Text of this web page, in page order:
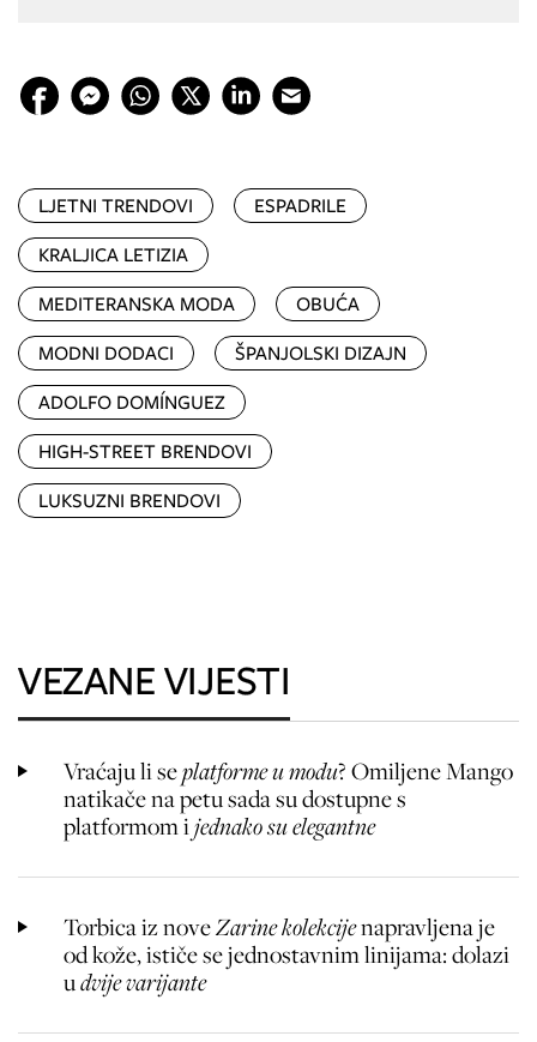
LJETNI TRENDOVI
ESPADRILE
KRALJICA LETIZIA
MEDITERANSKA MODA
OBUĆA
MODNI DODACI
ŠPANJOLSKI DIZAJN
ADOLFO DOMÍNGUEZ
HIGH-STREET BRENDOVI
LUKSUZNI BRENDOVI
VEZANE VIJESTI
Vraćaju li seplatforme u modu? Omiljene Mango
natikače na petu sada su dostupne s
platformom ijednako su elegantne
Torbica iz noveZarine kolekcijenapravljena je
od kože, ističe se jednostavnim linijama: dolazi
udvije varijante